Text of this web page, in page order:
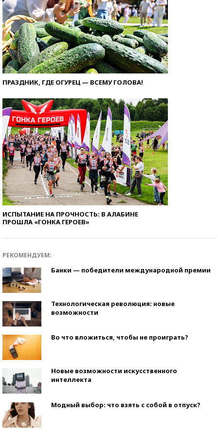
ПРАЗДНИК, ГДЕ ОГУРЕЦ — ВСЕМУ ГОЛОВА!
ИСПЫТАНИЕ НА ПРОЧНОСТЬ: В АЛАБИНЕ
ПРОШЛА «ГОНКА ГЕРОЕВ»
РЕКОМЕНДУЕМ:
Банки — победители международной премии
Технологическая революция: новые
возможности
Во что вложиться, чтобы не проиграть?
Новые возможности искусственного
интеллекта
Модный выбор: что взять с собой в отпуск?